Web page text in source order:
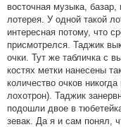
восточная музыка,
лотерея. У одной такой
интересная потому, что
присмотрелся. Таджик
очки. Тут же табличка с
костях метки нанесены
количество очков
лохотрон). Таджик
подошли двое в
зевак. Да я и сам понял,